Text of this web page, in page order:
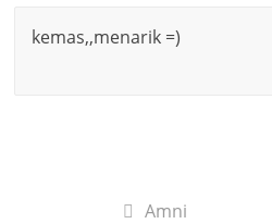
kemas,,menarik =)
Amni